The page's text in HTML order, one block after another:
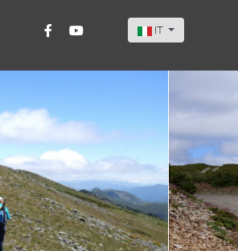
Seleziona la tua
IT